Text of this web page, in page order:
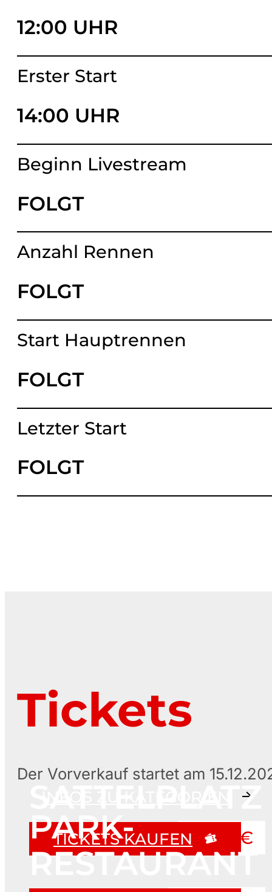
12:00 UHR
Erster Start
14:00 UHR
Beginn Livestream
FOLGT
Anzahl Rennen
FOLGT
Start Hauptrennen
FOLGT
Letzter Start
FOLGT
Tickets
Der Vorverkauf startet am
ab 13 €
SATTELPLATZ
TICKETS KAUFEN
PARK-
RESTAURANT